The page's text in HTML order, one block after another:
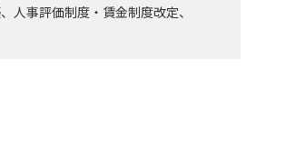
人事評価制度・賃金制度改定、